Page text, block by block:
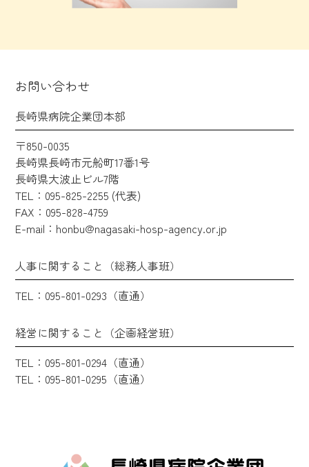
お問い合わせ
長崎県病院企業団本部
〒850-0035
長崎県長崎市元船町17番1号
長崎県大波止ビル7階
TEL：095-825-2255 (代表)
FAX：095-828-4759
E-mail：honbu@nagasaki-hosp-agency.or.jp
人事に関すること（総務人事班）
TEL：095-801-0293（直通）
経営に関すること（企画経営班）
TEL：095-801-0294（直通）
TEL：095-801-0295（直通）